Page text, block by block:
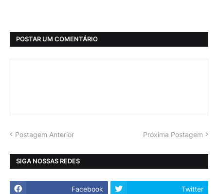
POSTAR UM COMENTÁRIO
Postagem Anterior Próxima Postagem
SIGA NOSSAS REDES
Facebook Twitter